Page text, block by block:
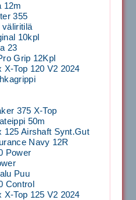
12m
355
väliritilä
10kpl
23
Grip 12Kpl
X-Top 120 V2 2024
375 X-Top
50m
125 Airshaft Synt.Gut
Navy 12R
Power
Puu
Control
X-Top 125 V2 2024